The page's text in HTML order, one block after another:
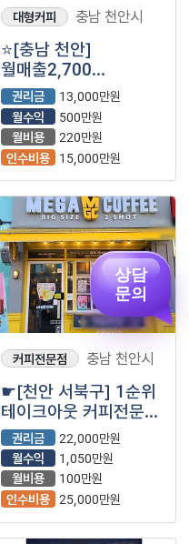
대형커피 충남 천안시
⭐️[충남 천안]
월매출2,700
텐퍼센트커피/ 19평/
배후세대 많은
대단지아파트 인근⭐️
권리금
13,000만원
월수익
500만원
월비용
220만원
인수비용
15,000만원
커피전문점 충남 천안시
☛[천안 서북구] 1순위
테이크아웃 커피전문점
메가커피 ☚
권리금
22,000만원
월수익
1,050만원
월비용
100만원
인수비용 25,000만원
상담
문의